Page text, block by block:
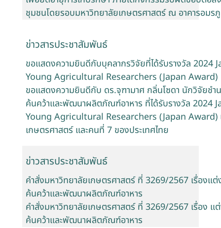
ชุมชนโดยรอบมหาวิทยาลัยเกษตรศาสตร์ ณ อาคารอมร
ข่าวสารประชาสัมพันธ์
ขอแสดงความยินดีกับบุคลากรวิจัยที่ได้รับรางวัล
Young Agricultural Researchers (Japan Award)
ขอแสดงความยินดีกับ ดร.จุฑามาศ กลิ่นโซดา นักวิจัยช
ค้นคว้าและพัฒนาผลิตภัณฑ์อาหาร ที่ได้รับรางวัล
Young Agricultural Researchers (Japan Award)
เกษตรศาสตร์ และคนที่ 7 ของประเทศไทย
ข่าวสารประชาสัมพันธ์
คำสั่งมหาวิทยาลัยเกษตรศาสตร์ ที่ 3269/2567 เรื่องแ
ค้นคว้าและพัฒนาผลิตภัณฑ์อาหาร
คำสั่งมหาวิทยาลัยเกษตรศาสตร์ ที่ 3269/2567 เรื่อง
ค้นคว้าและพัฒนาผลิตภัณฑ์อาหาร